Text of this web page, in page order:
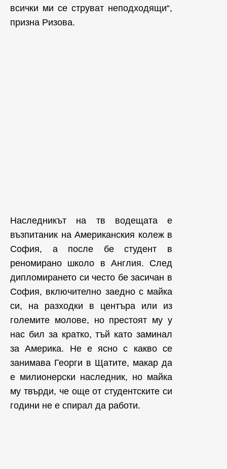
всички ми се струват неподходящи“,
призна Ризова.
Наследникът на тв водещата е
възпитаник на Американския колеж в
София, а после бе студент в
реномирано школо в Англия. След
дипломирането си често бе засичан в
София, включително заедно с майка
си, на разходки в центъра или из
големите молове, но престоят му у
нас бил за кратко, тъй като заминал
за Америка. Не е ясно с какво се
занимава Георги в Щатите, макар да
е милионерски наследник, но майка
му твърди, че още от студентските си
години не е спирал да работи.